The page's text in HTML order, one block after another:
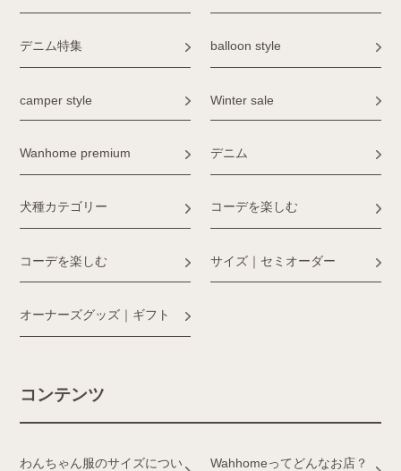
デニム特集 balloon style
camper style Winter sale
Wanhome premium デニム
犬種カテゴリー コーデを楽しむ
コーデを楽しむ サイズ｜セミオーダー
オーナーズグッズ｜ギフト
コンテンツ
わんちゃん服のサイズについ
Wahhomeってどんなお店？